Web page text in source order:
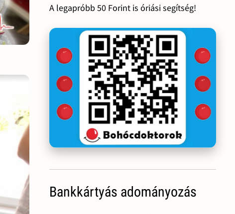
A legapróbb 50 Forint is óriási segítség!
Bankkártyás adományozás